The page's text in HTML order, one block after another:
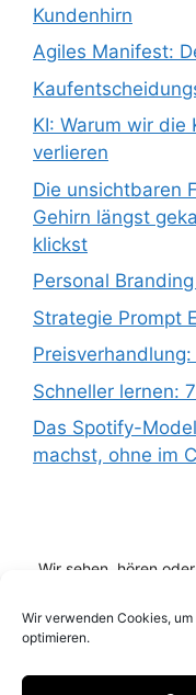
Wir verwenden Cookies,
optimieren.
Kundenhirn
Agiles Manifest:
KI: Warum wir
verlieren
Die unsichtbaren
Gehirn längst
klickst
Personal
Strategie Prompt
Schneller lernen:
Das Spotify-
machst, ohne im
Wir sehen, hören oder